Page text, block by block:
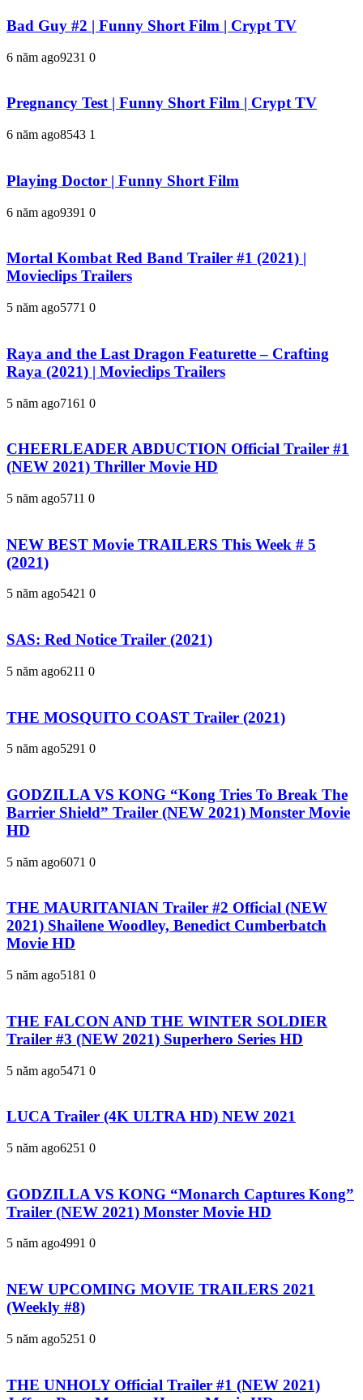
Bad Guy #2 | Funny Short Film | Crypt TV
6 năm ago9231 0
Pregnancy Test | Funny Short Film | Crypt TV
6 năm ago8543 1
Playing Doctor | Funny Short Film
6 năm ago9391 0
Mortal Kombat Red Band Trailer #1 (2021) |
Movieclips Trailers
5 năm ago5771 0
Raya and the Last Dragon Featurette – Crafting
Raya (2021) | Movieclips Trailers
5 năm ago7161 0
CHEERLEADER ABDUCTION Official Trailer #1
(NEW 2021) Thriller Movie HD
5 năm ago5711 0
NEW BEST Movie TRAILERS This Week # 5
(2021)
5 năm ago5421 0
SAS: Red Notice Trailer (2021)
5 năm ago6211 0
THE MOSQUITO COAST Trailer (2021)
5 năm ago5291 0
GODZILLA VS KONG “Kong Tries To Break The
Barrier Shield” Trailer (NEW 2021) Monster Movie
HD
5 năm ago6071 0
THE MAURITANIAN Trailer #2 Official (NEW
2021) Shailene Woodley, Benedict Cumberbatch
Movie HD
5 năm ago5181 0
THE FALCON AND THE WINTER SOLDIER
Trailer #3 (NEW 2021) Superhero Series HD
5 năm ago5471 0
LUCA Trailer (4K ULTRA HD) NEW 2021
5 năm ago6251 0
GODZILLA VS KONG “Monarch Captures Kong”
Trailer (NEW 2021) Monster Movie HD
5 năm ago4991 0
NEW UPCOMING MOVIE TRAILERS 2021
(Weekly #8)
5 năm ago5251 0
THE UNHOLY Official Trailer #1 (NEW 2021)